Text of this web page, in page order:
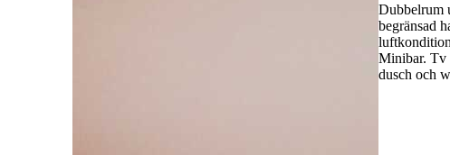
Dubbelrum
begränsad
Minibar. Tv
dusch och